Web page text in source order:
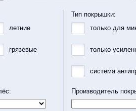
летние
грязевые
Тип покрышки:
только для
только
система
Производитель